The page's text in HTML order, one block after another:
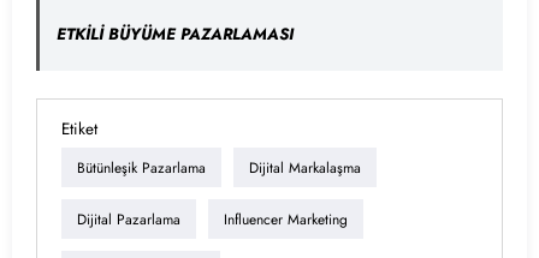
ETKİLİ BÜYÜME PAZARLAMASI
Etiket
Bütünleşik Pazarlama Dijital Markalaşma
Dijital Pazarlama Influencer Marketing